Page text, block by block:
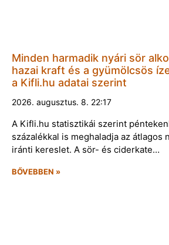
Minden harmadik nyári sör
hazai kraft és a gyümölcsös
a Kifli.hu adatai szerint
2026. augusztus. 8. 22:17
A Kifli.hu statisztikái szerint
százalékkal is meghaladja az átlagos
iránti kereslet. A sör- és ciderkate…
BŐVEBBEN »